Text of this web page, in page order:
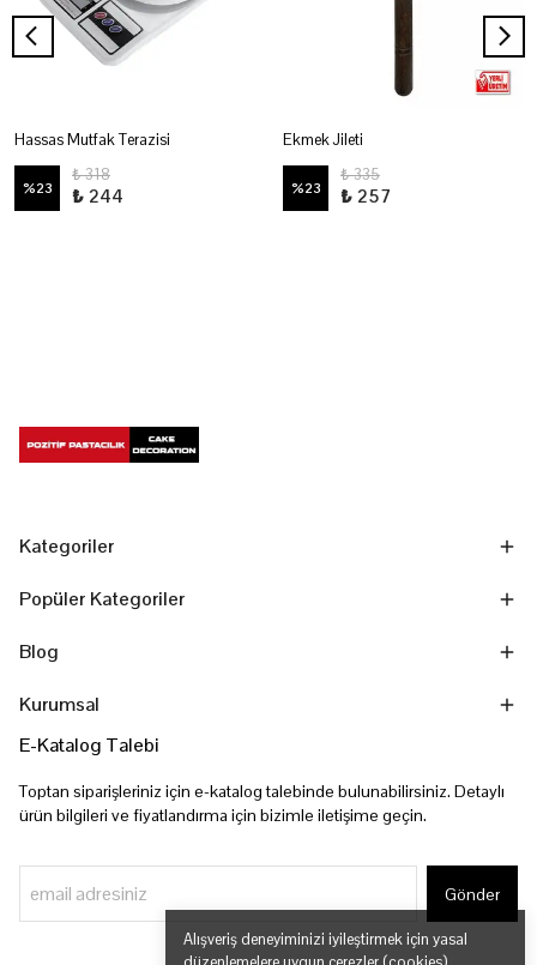
Alışveriş deneyiminizi iyileştirmek için yasal
Hassas Mutfak Terazisi
%23
₺ 318
₺ 244
Ekmek Jileti
%23
₺ 335
₺ 257
Kategoriler
Popüler Kategoriler
Blog
Kurumsal
E-Katalog Talebi
Toptan siparişleriniz için e-katalog talebinde bulunabilirsiniz. Detaylı
ürün bilgileri ve fiyatlandırma için bizimle iletişime geçin.
Gönder